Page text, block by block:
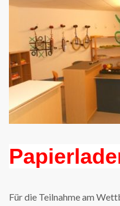
Für die Teilnahme am